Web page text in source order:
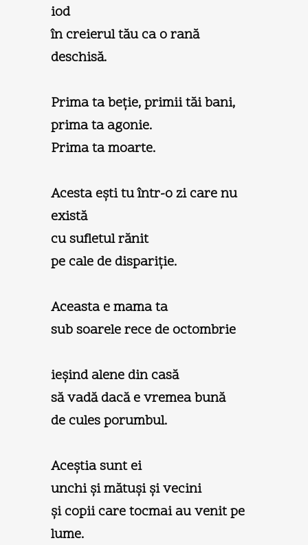
iod
în creierul tău ca o rană
deschisă.
Prima ta beţie, primii tăi bani,
prima ta agonie.
Prima ta moarte.
Acesta eşti tu într-o zi care nu
există
cu sufletul rănit
pe cale de dispariţie.
Aceasta e mama ta
sub soarele rece de octombrie
ieşind alene din casă
să vadă dacă e vremea bună
de cules porumbul.
Aceştia sunt ei
unchi şi mătuşi şi vecini
şi copii care tocmai au venit pe
lume.